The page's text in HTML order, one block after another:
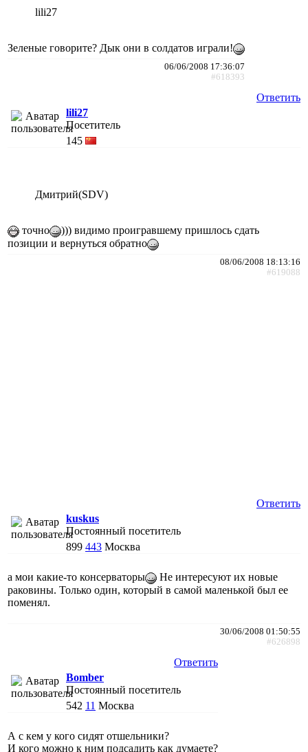
lili27
Зеленые говорите? Дык они в солдатов играли!
06/06/2008 17:36:07
#618393
Ответить
lili27
Посетитель
145
Дмитрий(SDV)
точно
))) видимо проигравшему пришлось сдать
позиции и вернуться обратно
08/06/2008 18:13:16
#619088
Ответить
kuskus
Постоянный посетитель
899 443 Москва
а мои какие-то консерваторы
Не интересуют их новые
раковины. Только один, который в самой маленькой был ее
поменял.
30/06/2008 01:50:55
#626898
Ответить
Bomber
Постоянный посетитель
542 11 Москва
А с кем у кого сидят отшельники?
И кого можно к ним подсадить как думаете?